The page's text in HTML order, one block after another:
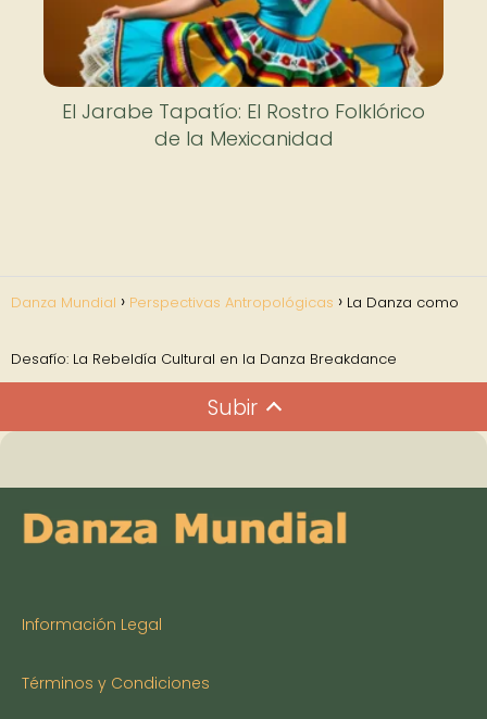
El Jarabe Tapatío: El Rostro Folklórico
de la Mexicanidad
Danza Mundial Perspectivas Antropológicas La Danza como
Desafío: La Rebeldía Cultural en la Danza Breakdance
Subir
Información Legal
Términos y Condiciones